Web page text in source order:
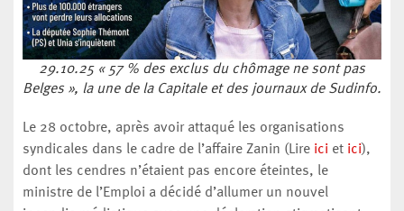
29.10.25 « 57 % des exclus du chômage ne sont pas
Belges », la une de la Capitale et des journaux de Sudinfo.
Le 28 octobre, après avoir attaqué les organisations
syndicales dans le cadre de l’affaire Zanin (Lire ici et ici),
dont les cendres n’étaient pas encore éteintes, le
ministre de l’Emploi a décidé d’allumer un nouvel